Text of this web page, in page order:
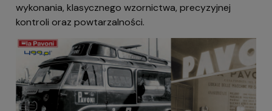
wykonania, klasycznego wzornictwa, precyzyjnej
kontroli oraz powtarzalności.